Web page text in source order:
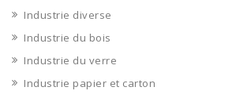
Industrie diverse
Industrie du bois
Industrie du verre
Industrie papier et carton